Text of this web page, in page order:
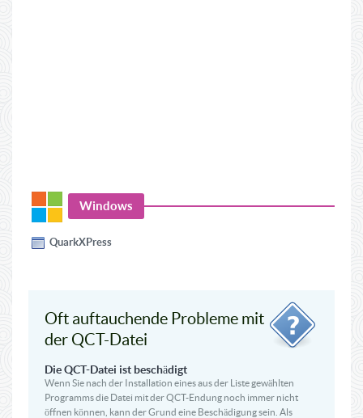
Windows
QuarkXPress
Oft auftauchende Probleme mit
der QCT-Datei
Die QCT-Datei ist beschädigt
Wenn Sie nach der Installation eines aus der Liste gewählten
Programms die Datei mit der QCT-Endung noch immer nicht
öffnen können, kann der Grund eine Beschädigung sein. Als